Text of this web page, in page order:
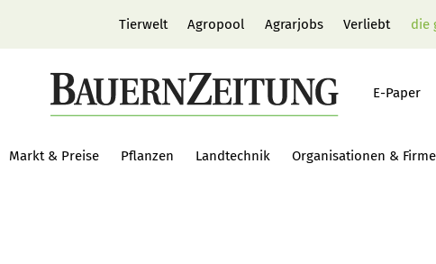
Tierwelt Agropool Agrarjobs Verliebt die
E-Paper
Markt & Preise Pflanzen Landtechnik Organisationen &